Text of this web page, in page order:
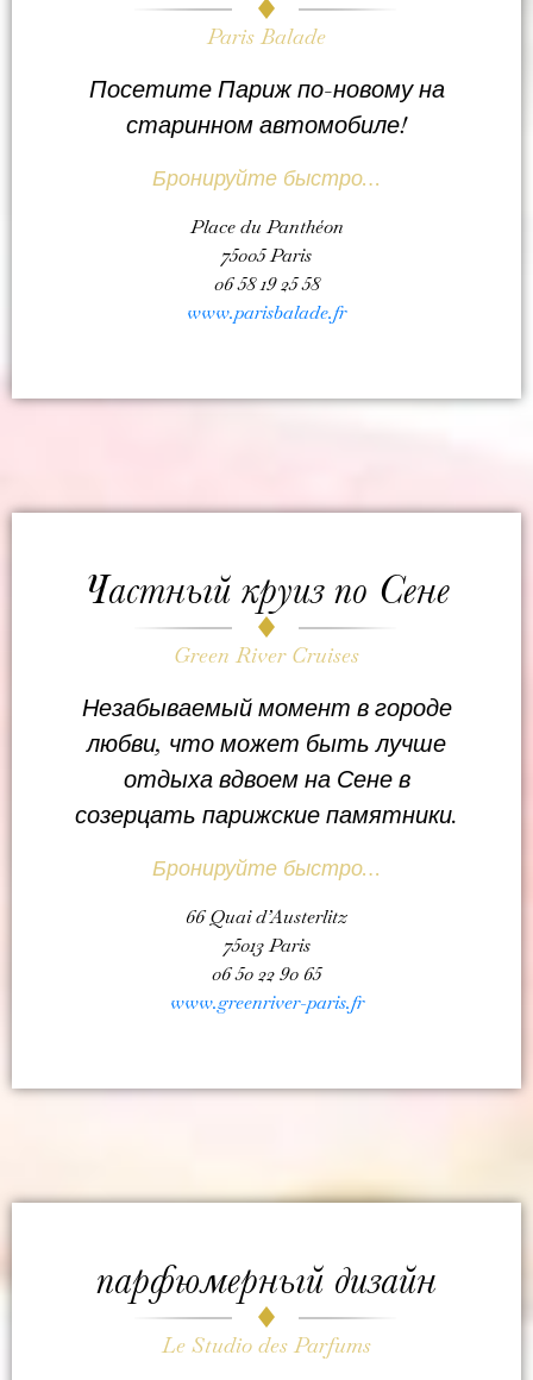
Paris Balade
Посетите Париж по-новому на
старинном автомобиле!
Бронируйте быстро…
Place du Panthéon
75005 Paris
06 58 19 25 58
www.parisbalade.fr
Частный круиз по Сене
Green River Cruises
Незабываемый момент в городе
любви, что может быть лучше
отдыха вдвоем на Сене в
созерцать парижские памятники.
Бронируйте быстро…
66 Quai d’Austerlitz
75013 Paris
06 50 22 90 65
www.greenriver-paris.fr
парфюмерный дизайн
Le Studio des Parfums